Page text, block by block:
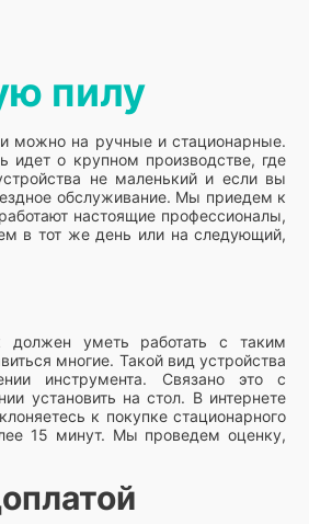
пилу
можно на ручные и стационарные.
идет о крупном производстве, где
не маленький и если вы
обслуживание. Мы приедем к
настоящие профессионалы,
в тот же день или на следующий,
должен уметь работать с таким
многие. Такой вид устройства
инструмента. Связано это с
установить на стол. В интернете
к покупке стационарного
15 минут. Мы проведем оценку,